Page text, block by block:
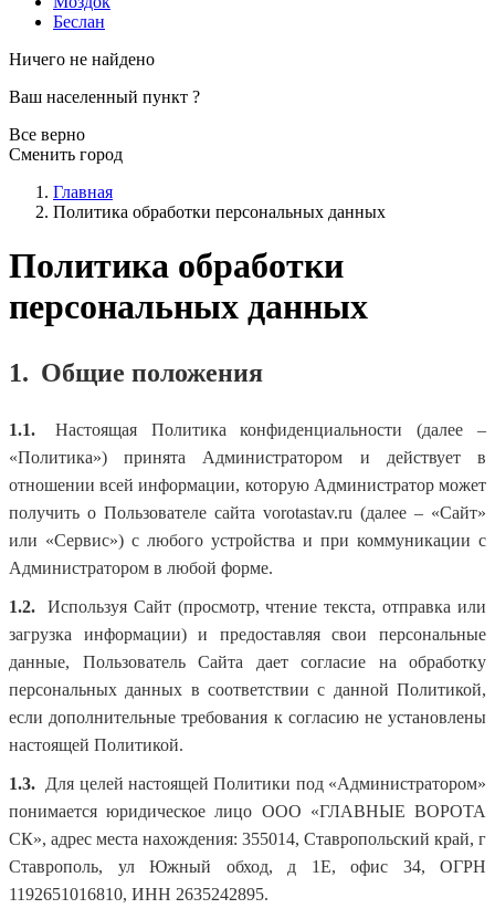
Беслан
Ничего не найдено
Ваш населенный пункт ?
Все верно
Сменить город
Главная
Политика обработки персональных данных
Политика обработки
персональных данных
1. Общие положения
1.1.
Настоящая Политика конфиденциальности (далее –
«Политика») принята Администратором и действует в
отношении всей информации, которую Администратор может
получить о Пользователе сайта vorotastav.ru (далее – «Сайт»
или «Сервис») с любого устройства и при коммуникации с
Администратором в любой форме.
1.2.
Используя Cайт (просмотр, чтение текста, отправка или
загрузка информации) и предоставляя свои персональные
данные, Пользователь Сайта дает согласие на обработку
персональных данных в соответствии с данной Политикой,
если дополнительные требования к согласию не установлены
настоящей Политикой.
1.3. Для целей настоящей Политики под «Администратором»
понимается юридическое лицо ООО «ГЛАВНЫЕ ВОРОТА
СК», адрес места нахождения: 355014, Ставропольский край, г
Ставрополь, ул Южный обход, д 1Е, офис 34, ОГРН
1192651016810, ИНН 2635242895.